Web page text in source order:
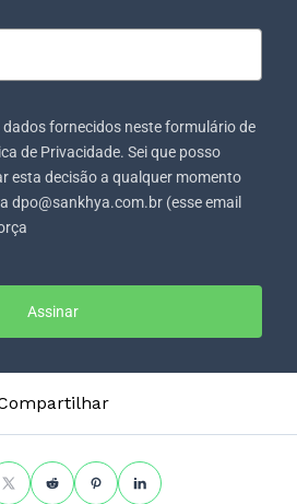
fornecidos neste formulário de
de Privacidade. Sei que posso
esta decisão a qualquer momento
dpo@sankhya.com.br (esse email
Assinar